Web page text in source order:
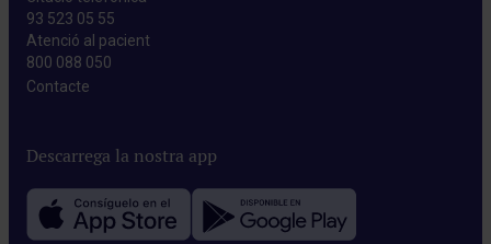
93 523 05 55
Atenció al pacient
800 088 050
Contacte​
Descarrega la nostra app